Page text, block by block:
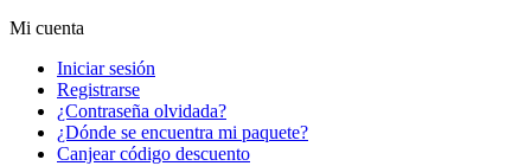
Mi cuenta
Iniciar sesión
Registrarse
¿Contraseña olvidada?
¿Dónde se encuentra mi paquete?
Canjear código descuento